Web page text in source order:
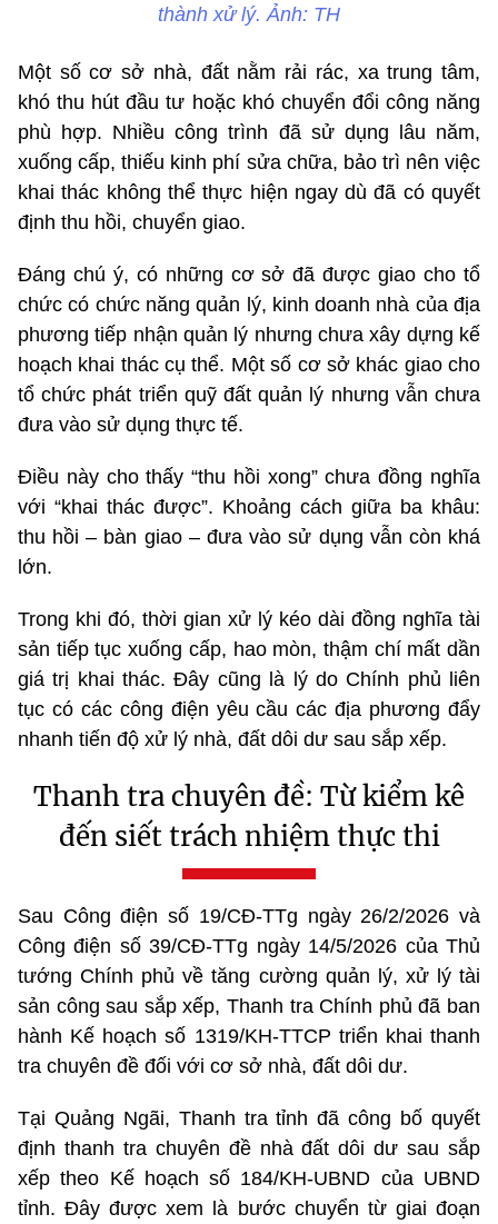
thành xử lý. Ảnh: TH
Một số cơ sở nhà, đất nằm rải rác, xa trung tâm,
khó thu hút đầu tư hoặc khó chuyển đổi công năng
phù hợp. Nhiều công trình đã sử dụng lâu năm,
xuống cấp, thiếu kinh phí sửa chữa, bảo trì nên việc
khai thác không thể thực hiện ngay dù đã có quyết
định thu hồi, chuyển giao.
Đáng chú ý, có những cơ sở đã được giao cho tổ
chức có chức năng quản lý, kinh doanh nhà của địa
phương tiếp nhận quản lý nhưng chưa xây dựng kế
hoạch khai thác cụ thể. Một số cơ sở khác giao cho
tổ chức phát triển quỹ đất quản lý nhưng vẫn chưa
đưa vào sử dụng thực tế.
Điều này cho thấy “thu hồi xong” chưa đồng nghĩa
với “khai thác được”. Khoảng cách giữa ba khâu:
thu hồi – bàn giao – đưa vào sử dụng vẫn còn khá
lớn.
Trong khi đó, thời gian xử lý kéo dài đồng nghĩa tài
sản tiếp tục xuống cấp, hao mòn, thậm chí mất dần
giá trị khai thác. Đây cũng là lý do Chính phủ liên
tục có các công điện yêu cầu các địa phương đẩy
nhanh tiến độ xử lý nhà, đất dôi dư sau sắp xếp.
Thanh tra chuyên đề: Từ kiểm kê
đến siết trách nhiệm thực thi
Sau Công điện số 19/CĐ-TTg ngày 26/2/2026 và
Công điện số 39/CĐ-TTg ngày 14/5/2026 của Thủ
tướng Chính phủ về tăng cường quản lý, xử lý tài
sản công sau sắp xếp, Thanh tra Chính phủ đã ban
hành Kế hoạch số 1319/KH-TTCP triển khai thanh
tra chuyên đề đối với cơ sở nhà, đất dôi dư.
Tại Quảng Ngãi, Thanh tra tỉnh đã công bố quyết
định thanh tra chuyên đề nhà đất dôi dư sau sắp
xếp theo Kế hoạch số 184/KH-UBND của UBND
tỉnh. Đây được xem là bước chuyển từ giai đoạn